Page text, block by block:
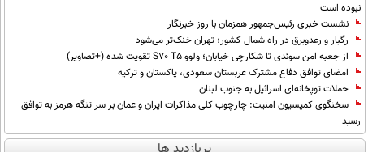
نبوده است
نشست خبری رئیس‌جمهور همزمان با روز خبرنگار
رگبار و رعدوبرق در راه شمال کشور؛ تهران خنک‌تر می‌شود
از جعبه امن سوئدی تا شکارچی خیابان؛ ولوو S70 T5 تقویت شده (+تصاویر)
امضای توافق دفاع مشترک عربستان سعودی، پاکستان و ترکیه
حملات توپخانه‌ای اسرائیل به جنوب لبنان
سخنگوی کمیسیون امنیت: چارچوب کلی مذاکرات ایران و عمان بر سر تنگه هرمز به توافق
رسید